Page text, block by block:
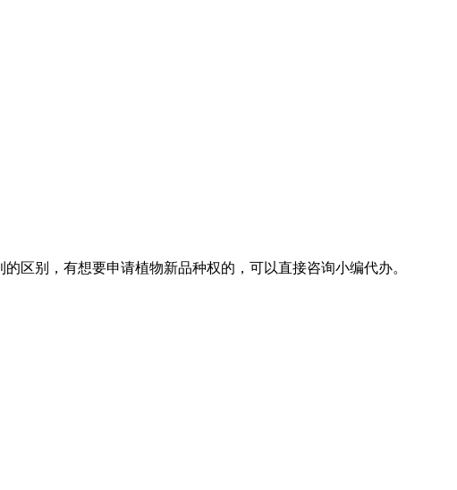
区别，有想要申请植物新品种权的，可以直接咨询小编代办。